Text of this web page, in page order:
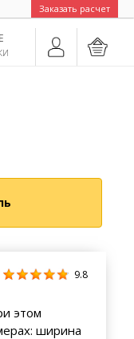
Заказать расчет
9.8
этом
ширина